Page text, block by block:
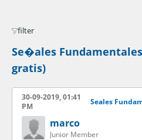
filter
Se�ales
gratis)
30-09-2019, 01:41
PM
marco
Junior Member